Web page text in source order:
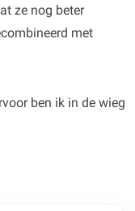
ze nog beter
met
ben ik in de wieg